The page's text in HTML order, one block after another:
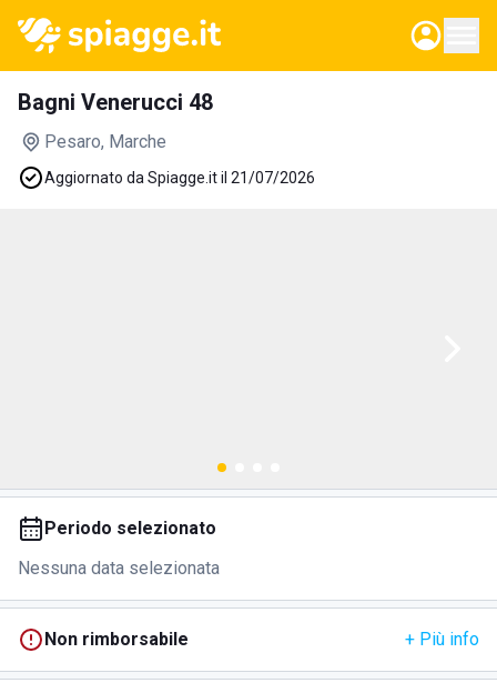
Bagni Venerucci 48
Pesaro, Marche
Aggiornato da Spiagge.it il 21/07/2026
Periodo selezionato
Nessuna data selezionata
Non rimborsabile + Più info